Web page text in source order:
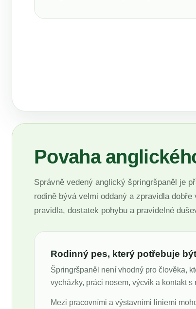
Povaha
Správně vedený anglický špringršpaněl je
rodině bývá velmi oddaný a zpravidla
pravidla, dostatek pohybu a pravidelné
Rodinný pes, který potřebuje
Špringršpaněl není vhodný pro člověka,
vycházky, práci nosem, výcvik a kontakt
Mezi pracovními a výstavními liniemi